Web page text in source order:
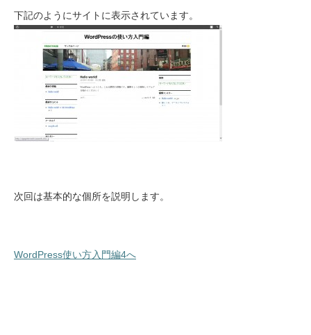
下記のようにサイトに表示されています。
次回は基本的な個所を説明します。
WordPress使い方入門編4へ